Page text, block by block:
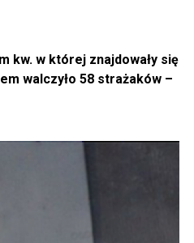
kw. w której znajdowały się
walczyło 58 strażaków –